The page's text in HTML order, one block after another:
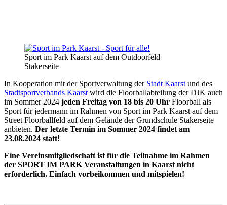
Sport im Park Kaarst auf dem Outdoorfeld
Stakerseite
In Kooperation mit der Sportverwaltung der Stadt Kaarst und des
Stadtsportverbands Kaarst wird die Floorballabteilung der DJK auch
im Sommer 2024 jeden Freitag von 18 bis 20 Uhr Floorball als
Sport für jedermann im Rahmen von Sport im Park Kaarst auf dem
Street Floorballfeld auf dem Gelände der Grundschule Stakerseite
anbieten. Der letzte Termin im Sommer 2024 findet am
23.08.2024 statt!
Eine Vereinsmitgliedschaft ist für die Teilnahme im Rahmen
der SPORT IM PARK Veranstaltungen in Kaarst nicht
erforderlich. Einfach vorbeikommen und mitspielen!